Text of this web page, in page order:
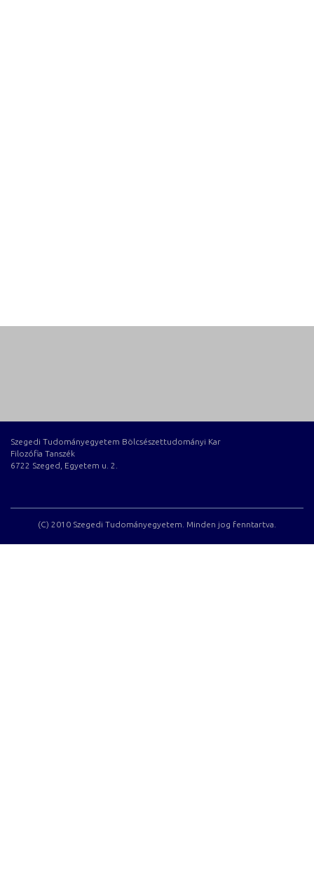
Szegedi Tudományegyetem Bölcsészettudományi Kar
Filozófia Tanszék
6722 Szeged, Egyetem u. 2.
(C) 2010 Szegedi Tudományegyetem. Minden jog fenntartva.